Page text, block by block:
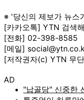
※ '당신의 제보가 뉴스
[카카오톡] YTN 검색
[전화] 02-398-8585
[메일]
[저작권자(c) YTN 무
AD